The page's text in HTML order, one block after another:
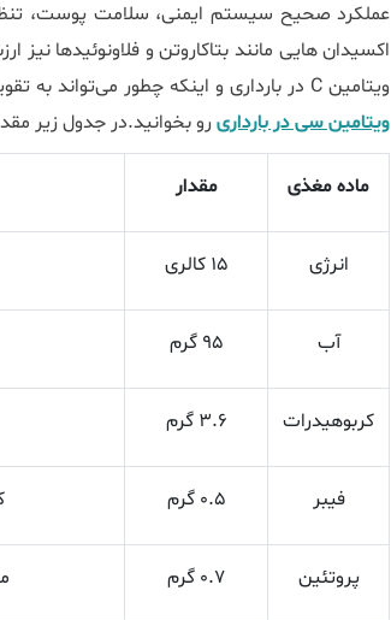
عملکرد صحیح سیستم ایمنی، سلامت پوست،
‌اکسیدان ‌هایی مانند بتاکاروتن‌ و فلاونوئیدها
ویتامین C در بارداری و اینکه چطور می‌تواند به تقویت سیستم ایمنی و رشد جنین کمک کند، می‌توانید مقاله کامل
ویتامین سی در بارداریرو بخوانید.در جدول زیر مقدار تقریبی
ماده مغذی مقدار
انرژی 15 کالری
آب 95 گرم
کربوهیدرات 3.6 گرم
فیبر 0.5 گرم
پروتئین 0.7 گرم